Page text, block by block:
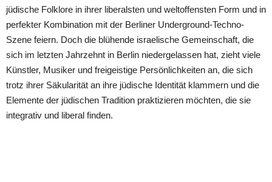
jüdische Folklore in ihrer liberalsten und weltoffensten Form und in
perfekter Kombination mit der Berliner Underground-Techno-
Szene feiern. Doch die blühende israelische Gemeinschaft, die
sich im letzten Jahrzehnt in Berlin niedergelassen hat, zieht viele
Künstler, Musiker und freigeistige Persönlichkeiten an, die sich
trotz ihrer Säkularität an ihre jüdische Identität klammern und die
Elemente der jüdischen Tradition praktizieren möchten, die sie
integrativ und liberal finden.